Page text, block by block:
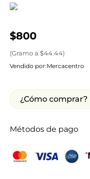
$800
(Gramoa $44.44)
Vendido por:Mercacentro
¿Cómo comprar?
Métodos de pago